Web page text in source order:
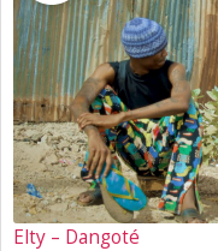
Elty – Dangoté